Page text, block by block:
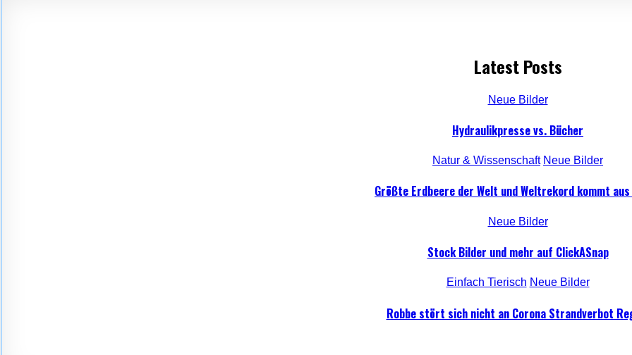
Latest Posts
Neue Bilder
Hydraulikpresse vs. Bücher
Natur & Wissenschaft Neue Bilder
Größte Erdbeere der Welt und Weltrekord kommt aus
Neue Bilder
Stock Bilder und mehr auf ClickASnap
Einfach Tierisch Neue Bilder
Robbe stört sich nicht an Corona Strandverbot